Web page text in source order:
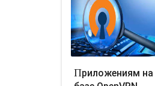
Приложениям на